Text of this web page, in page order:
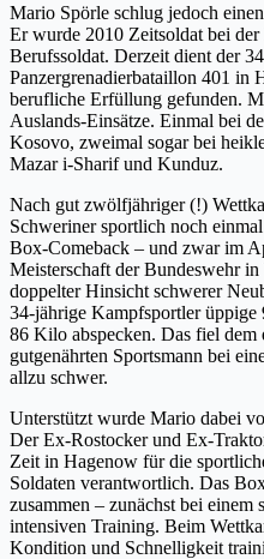
Mario Spörle schlug jedoch
Er wurde 2010 Zeitsoldat bei
Berufssoldat. Derzeit dient der
Panzergrenadierbataillon 401 in
berufliche Erfüllung gefunden.
Auslands-Einsätze. Einmal bei
Kosovo, zweimal sogar bei
Mazar i-Sharif und Kunduz.
Nach gut zwölfjähriger (!)
Schweriner sportlich noch
Box-Comeback – und zwar im
Meisterschaft der Bundeswehr
doppelter Hinsicht schwerer
34-jährige Kampfsportler
86 Kilo abspecken. Das fiel dem
gutgenährten Sportsmann bei
allzu schwer.
Unterstützt wurde Mario dabei
Der Ex-Rostocker und Ex-
Zeit in Hagenow für die
Soldaten verantwortlich. Das
zusammen – zunächst bei einem
intensiven Training. Beim
Kondition und Schnelligkeit